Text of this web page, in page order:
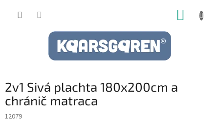
2v1 Sivá plachta 180x200cm a
chránič matraca
12079